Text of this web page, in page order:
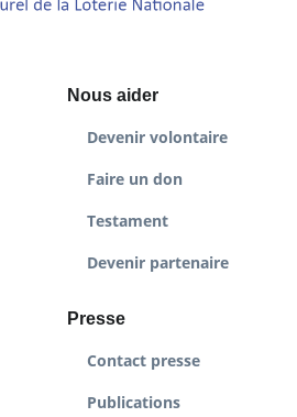
Nous aider
Devenir volontaire
Faire un don
Testament
Devenir partenaire
Presse
Contact presse
Publications